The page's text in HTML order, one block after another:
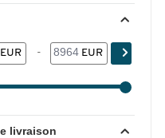
EUR - EUR
livraison